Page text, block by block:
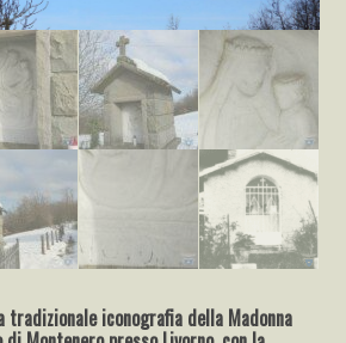
tradizionale iconografia della Madonna